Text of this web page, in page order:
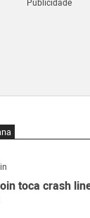
toca crash